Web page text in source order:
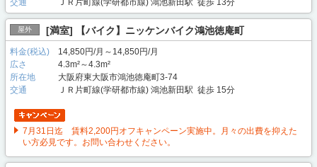
交通
ＪＲ片町線(学研都市線) 鴻池新田駅 徒歩 13分
屋外 [満室] 【バイク】ニッケンバイク鴻池徳庵町
料金(税込)
14,850円/月～14,850円/月
広さ
4.3m²～4.3m²
所在地
大阪府東大阪市鴻池徳庵町3-74
交通
ＪＲ片町線(学研都市線) 鴻池新田駅 徒歩 15分
7月31日迄 賃料2,200円オフキャンペーン実施中。月々の出費を抑えた
い方必見です。お問い合わせください。